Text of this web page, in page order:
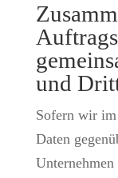
und
Sofern wir im
Daten